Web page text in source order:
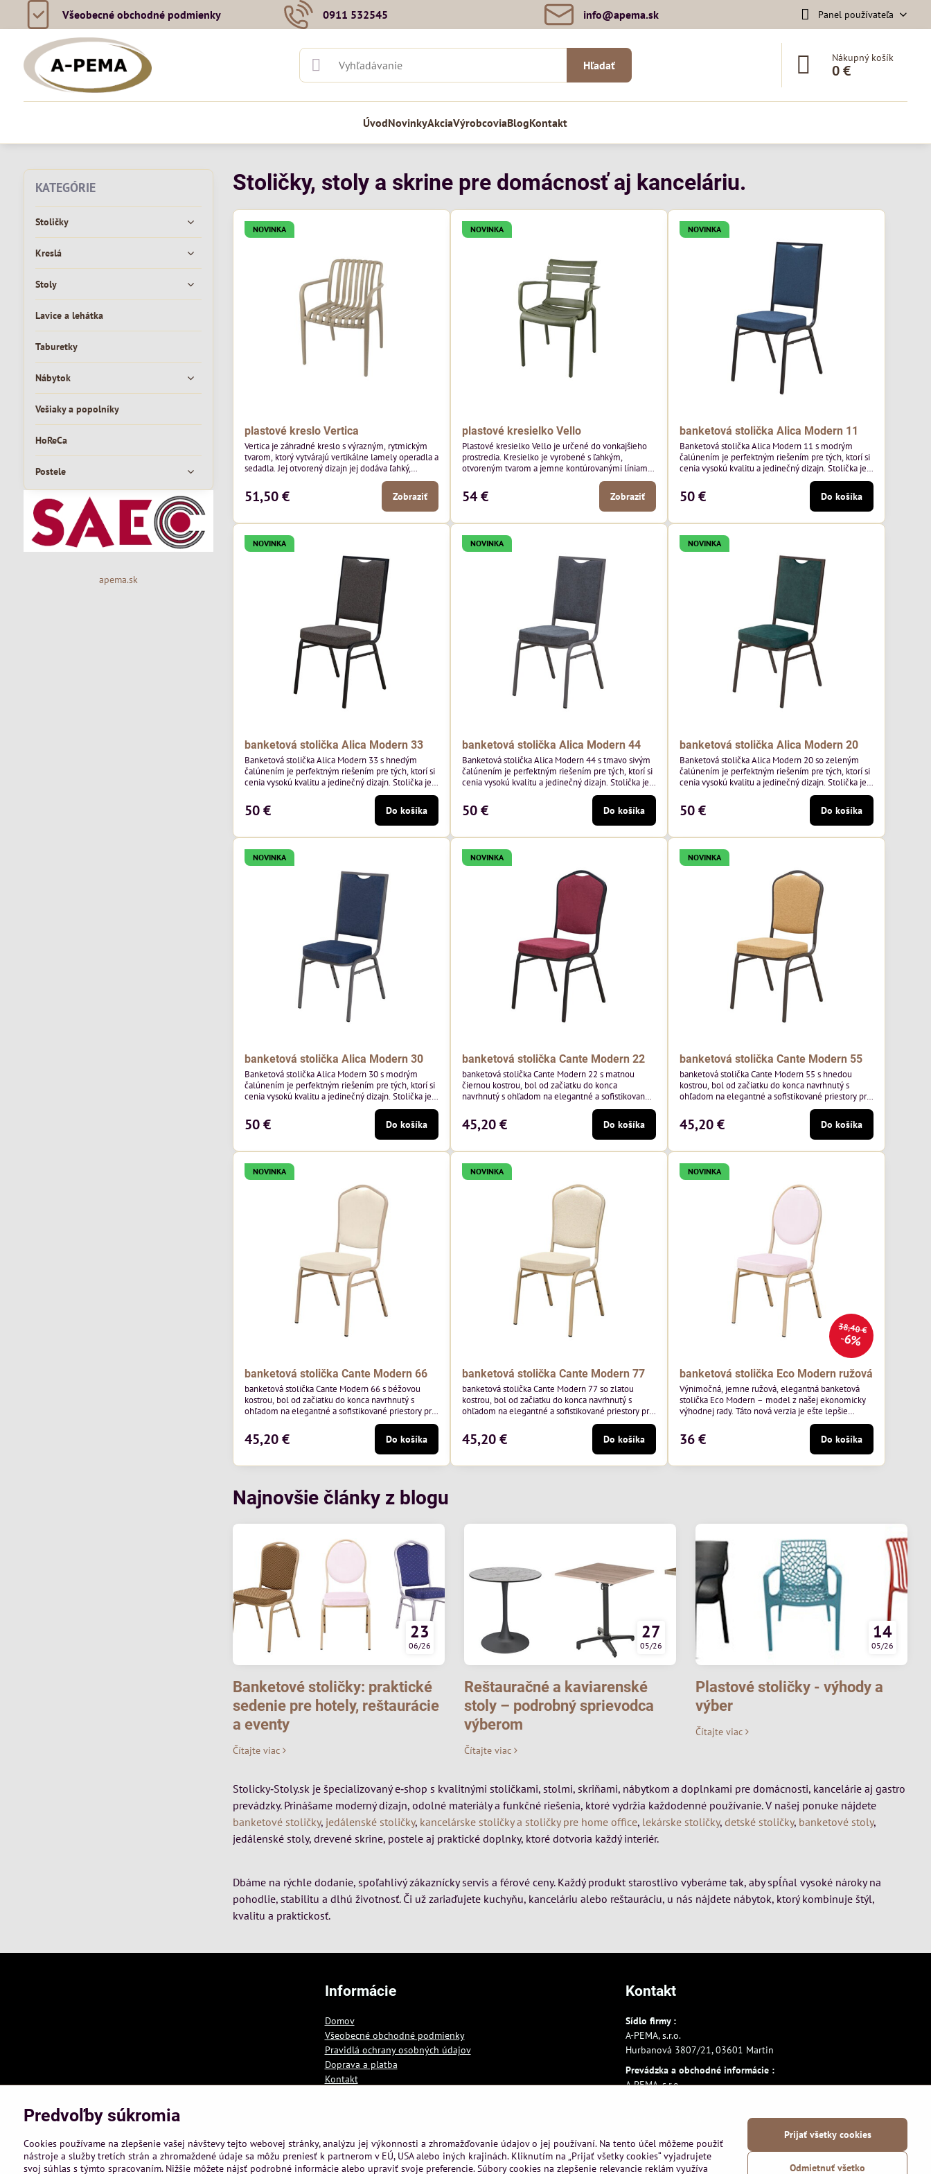
Všeobecné obchodné podmienky 0911 532545 info​@apema​.sk Panel používateľa
Hľadať
Nákupný košík
0 €
ÚvodNovinkyAkciaVýrobcoviaBlogKontakt
Stoličky, stoly a skrine pre domácnosť aj kanceláriu.
NOVINKA
plastové kreslo Vertica
Vertica je záhradné kreslo s výrazným, rytmickým
tvarom, ktorý vytvárajú vertikálne lamely operadla a
sedadla. Jej otvorený dizajn jej dodáva ľahký,
vzdušný vzhľad a robí z nej perfektný doplnok
moderných vonkajších priestorov. Tento model púta
pozornosť svojimi detailmi bez toho, aby dominoval
priestoru. Bude vyzerať skvele vo vonkajších
jedálenských priestoroch, pri bistrových stoloch a
v...
51,50 € Zobraziť
NOVINKA
plastové kresielko Vello
Plastové kresielko Vello je určené do vonkajšieho
prostredia. Kresielko je vyrobené s ľahkým,
otvoreným tvarom a jemne kontúrovanými líniami.
Horizontálne lamely operadla a jemne zaoblené
podrúčky dodávajú kresielku ležérny, letný nádych.
Tento model bude vyzerať skvele vo vonkajších
jedálenských priestoroch, pri reštauračných stoloch
a v bistrových priestoroch.
54 € Zobraziť
NOVINKA
banketová stolička Alica Modern 11
Banketová stolička Alica Modern 11 s modrým
čalúnením je perfektným riešením pre tých, ktorí si
cenia vysokú kvalitu a jedinečný dizajn. Stolička je
výnimočná použitím vysoko kvalitného modrého
čalúnenia Mossa 79 od poľského výrobcu Davis
ktorého látka má hmotnosť 325 g/m², čo zaručuje
výnimočnú odolnosť a pohodlie. Okrem toho je
látka vybavená technológiou Easy-Clean, vďaka
ktorej sa ľahko...
50 € Do košíka
NOVINKA
banketová stolička Alica Modern 33
Banketová stolička Alica Modern 33 s hnedým
čalúnením je perfektným riešením pre tých, ktorí si
cenia vysokú kvalitu a jedinečný dizajn. Stolička je
výnimočná použitím vysoko kvalitného hnedého
čalúnenia Mossa 29 od poľského výrobcu Davis
ktorého látka má hmotnosť 325 g/m², čo zaručuje
výnimočnú odolnosť a pohodlie. Okrem toho je
látka vybavená technológiou Easy-Clean, vďaka
ktorej sa ľahko...
50 € Do košíka
NOVINKA
banketová stolička Alica Modern 44
Banketová stolička Alica Modern 44 s tmavo sivým
čalúnením je perfektným riešením pre tých, ktorí si
cenia vysokú kvalitu a jedinečný dizajn. Stolička je
výnimočná použitím vysoko kvalitného tmavo
sivého zamatového čalúnenia od poľského výrobcu
Davis ktorého látka má hmotnosť 390 g/m², čo
zaručuje výnimočnú odolnosť a pohodlie. Sivá farba
kostry.
50 € Do košíka
NOVINKA
banketová stolička Alica Modern 20
Banketová stolička Alica Modern 20 so zeleným
čalúnením je perfektným riešením pre tých, ktorí si
cenia vysokú kvalitu a jedinečný dizajn. Stolička je
výnimočná použitím vysoko kvalitného tmavo
zeleného zamatového čalúnenia od poľského
výrobcu Davis ktorého látka má hmotnosť 390
g/m², čo zaručuje výnimočnú odolnosť a pohodlie.
Kostra je tmavo hnedá.
50 € Do košíka
NOVINKA
banketová stolička Alica Modern 30
Banketová stolička Alica Modern 30 s modrým
čalúnením je perfektným riešením pre tých, ktorí si
cenia vysokú kvalitu a jedinečný dizajn. Stolička je
výnimočná použitím vysoko kvalitného modrého
zamatového čalúnenia od poľského výrobcu Davis
ktorého látka má hmotnosť 390 g/m², čo zaručuje
50 € Do košíka
NOVINKA
banketová stolička Cante Modern 22
banketová stolička Cante Modern 22 s matnou
čiernou kostrou, bol od začiatku do konca
navrhnutý s ohľadom na elegantné a sofistikované
priestory pre pohostinstvá. Má matný čierny rám a
bordová zamatové čalúnenie Soro 68 od poľskej
značky Davis – bordový odtieň s mäkkým
zamatovým povrchom. Stolička kombinuje klasický
dizajn s modernou funkčnosťou. Je odolná,
pohodlná a pripravená na každodenné...
45,20 € Do košíka
NOVINKA
banketová stolička Cante Modern 55
banketová stolička Cante Modern 55 s hnedou
kostrou, bol od začiatku do konca navrhnutý s
ohľadom na elegantné a sofistikované priestory pre
pohostinstvá. Má hnedý rám a medovo tónované
čalúnenie Moss 48 od poľskej značky Davis –
medový odtieň s mäkkým povrchom - je ideálna do
svetlých priestorov. Stolička kombinuje klasický
dizajn s modernou funkčnosťou. Je odolná,
pohodlná a pripravená na...
45,20 € Do košíka
NOVINKA
banketová stolička Cante Modern 66
banketová stolička Cante Modern 66 s béžovou
kostrou, bol od začiatku do konca navrhnutý s
ohľadom na elegantné a sofistikované priestory pre
pohostinstvá. Má béžový rám a čalúnenie Soro 02
od poľskej značky Davis – béžová farba s mäkkým
povrchom je ideálna do svetlých priestorov.
Stolička kombinuje klasický dizajn s modernou
funkčnosťou. Je odolná, pohodlná a pripravená na
45,20 € Do košíka
NOVINKA
banketová stolička Cante Modern 77
banketová stolička Cante Modern 77 so zlatou
kostrou, bol od začiatku do konca navrhnutý s
ohľadom na elegantné a sofistikované priestory pre
pohostinstvá. Má zlatý rám a čalúnenie Moss 07 od
poľskej značky Davis – béžová farba s mäkkým
povrchom je ideálna do svetlých priestorov.
Stolička kombinuje klasický dizajn s modernou
funkčnosťou. Je odolná, pohodlná a pripravená na
45,20 € Do košíka
38,40 €
6%
NOVINKA
banketová stolička Eco Modern ružová
Výnimočná, jemne ružová, elegantná banketová
stolička Eco Modern – model z našej ekonomicky
výhodnej rady. Táto nová verzia je ešte lepšie
prispôsobená potrebám moderných pohostinských
priestorov, ako sú hotely a reštaurácie. Medzi jej
charakteristické znaky patrí zamatové ružové
čalúnenie s gramážou 210 g/m2, odolný oceľový
rám, stohovateľný až 19 kusov a stolička unesie až
36 € Do košíka
Najnovšie články z blogu
23
06/26
Banketové stoličky: praktické
sedenie pre hotely, reštaurácie
a eventy
Čítajte viac
27
05/26
Reštauračné a kaviarenské
stoly – podrobný sprievodca
výberom
Čítajte viac
14
05/26
Plastové stoličky - výhody a
výber
Čítajte viac
Stolicky‑Stoly.sk je špecializovaný e‑shop s kvalitnými stoličkami, stolmi, skriňami, nábytkom a doplnkami pre domácnosti, kancelárie aj gastro
prevádzky. Prinášame moderný dizajn, odolné materiály a funkčné riešenia, ktoré vydržia každodenné používanie. V našej ponuke nájdete
banketové stoličky, jedálenské stoličky, kancelárske stoličky a stoličky pre home office, lekárske stoličky,detské stoličky, banketové stoly,
jedálenské stoly, drevené skrine, postele aj praktické doplnky, ktoré dotvoria každý interiér.
Dbáme na rýchle dodanie, spoľahlivý zákaznícky servis a férové ceny. Každý produkt starostlivo vyberáme tak, aby spĺňal vysoké nároky na
pohodlie, stabilitu a dlhú životnosť. Či už zariaďujete kuchyňu, kanceláriu alebo reštauráciu, u nás nájdete nábytok, ktorý kombinuje štýl,
kvalitu a praktickosť.
KATEGÓRIE
Stoličky
Kreslá
Stoly
Lavice a lehátka
Taburetky
Nábytok
Vešiaky a popolníky
HoReCa
Postele
apema.sk
Informácie
Domov
Všeobecné obchodné podmienky
Pravidlá ochrany osobných údajov
Doprava a platba
Kontakt
Kontakt
Sídlo firmy :
A-PEMA, s.r.o.
Hurbanová 3807/21, 03601 Martin
Prevádzka a obchodné informácie :
A-PEMA, s.r.o.
+421 903 807209
Predvoľby súkromia
Cookies používame na zlepšenie vašej návštevy tejto webovej stránky, analýzu jej výkonnosti a zhromažďovanie údajov o jej používaní. Na tento účel môžeme použiť
nástroje a služby tretích strán a zhromaždené údaje sa môžu preniesť k partnerom v EÚ, USA alebo iných krajinách. Kliknutím na „Prijať všetky cookies“ vyjadrujete
svoj súhlas s týmto spracovaním. Nižšie môžete nájsť podrobné informácie alebo upraviť svoje preferencie. Súbory cookies na zlepšenie relevancie reklám využíva
Prijať všetky cookies
Odmietnuť všetko